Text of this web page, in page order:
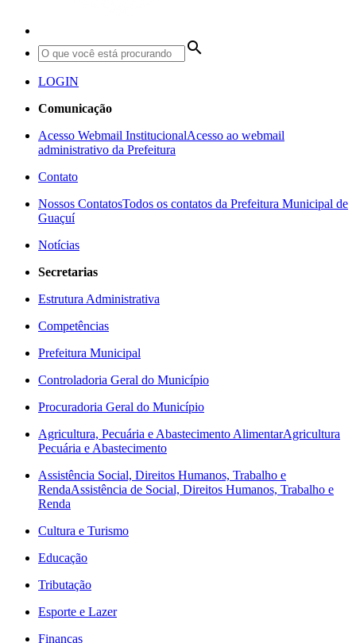
search
LOGIN
Comunicação
Acesso Webmail InstitucionalAcesso ao webmail
administrativo da Prefeitura
Contato
Nossos ContatosTodos os contatos da Prefeitura Municipal de
Guaçuí
Notícias
Secretarias
Estrutura Administrativa
Competências
Prefeitura Municipal
Controladoria Geral do Município
Procuradoria Geral do Município
Agricultura, Pecuária e Abastecimento AlimentarAgricultura
Pecuária e Abastecimento
Assistência Social, Direitos Humanos, Trabalho e
RendaAssistência de Social, Direitos Humanos, Trabalho e
Renda
Cultura e Turismo
Educação
Tributação
Esporte e Lazer
Finanças